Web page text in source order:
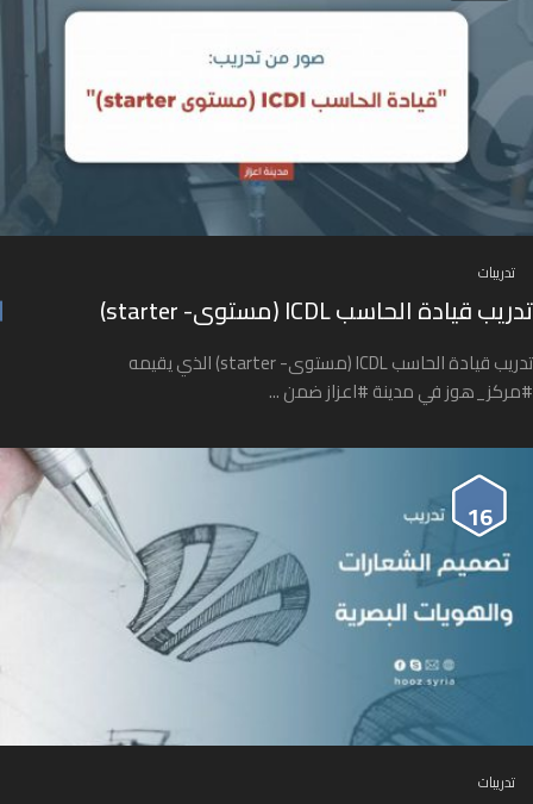
تدريبات
تدريب قيادة الحاسب ICDL (مستوى- starter)
تدريب قيادة الحاسب ICDL (مستوى- starter) الذي يقيمه
#مركز_هوز في مدينة #اعزاز ضمن ...
16
تدريبات